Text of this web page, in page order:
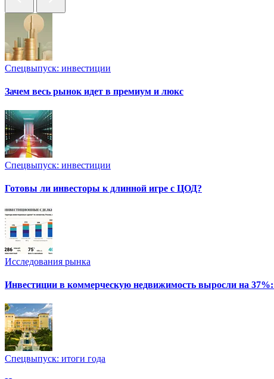
Спецвыпуск: инвестиции
Зачем весь рынок идет в премиум и люкс
Спецвыпуск: инвестиции
Готовы ли инвесторы к длинной игре с ЦОД?
Исследования рынка
Инвестиции в коммерческую недвижимость выросли на
Спецвыпуск: итоги года